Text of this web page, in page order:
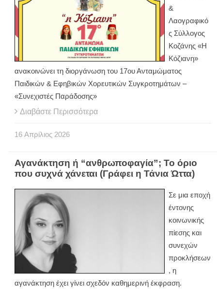
&
Λαογραφικό
ς Σύλλογος
Κοζάνης «Η
Κόζιανη»
ανακοινώνει τη διοργάνωση του 17ου Ανταμώματος
Παιδικών & Εφηβικών Χορευτικών Συγκροτημάτων –
«Συνεχιστές Παράδοσης»
Διαβάστε Περισσότερα
16 Απρίλιος 2026
Αγανάκτηση ή “ανθρωποφαγία”; Το όριο
που συχνά χάνεται (Γράφει η Τάνια Ώττα)
Σε μια εποχή
έντονης
κοινωνικής
πίεσης και
συνεχών
προκλήσεων
, η
αγανάκτηση έχει γίνει σχεδόν καθημερινή έκφραση.